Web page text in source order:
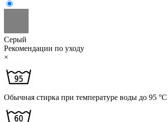
Серый
Рекомендации по уходу
×
Обычная стирка при температуре воды до 95